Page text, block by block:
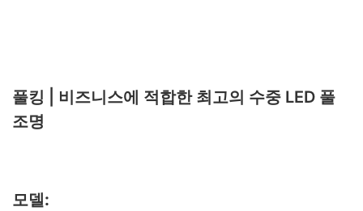
풀킹 | 비즈니스에 적합한 최고의 수중 LED 풀
조명
모델: